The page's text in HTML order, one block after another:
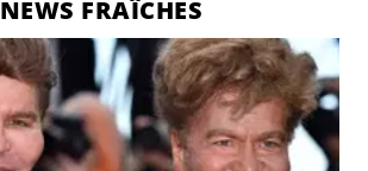
NEWS FRAÎCHES